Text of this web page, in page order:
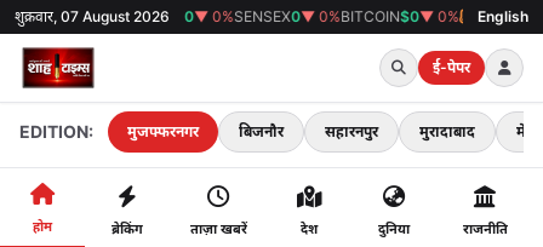
शुक्रवार, 07 August 2026
GOLD₹0▼ 0%SENSEX0▼ 0%BITCOIN$0▼ 0% 38°Cमुजफ्फरनगर
English
ई-पेपर
EDITION: मुजफ्फरनगर बिजनौर सहारनपुर मुरादाबाद मेरठ
होम ब्रेकिंग ताज़ा खबरें देश दुनिया राजनीति